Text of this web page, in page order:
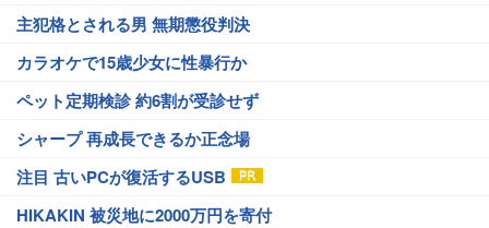
主犯格とされる男 無期懲役判決
カラオケで15歳少女に性暴行か
ペット定期検診 約6割が受診せず
シャープ 再成長できるか正念場
注目 古いPCが復活するUSB
HIKAKIN 被災地に2000万円を寄付